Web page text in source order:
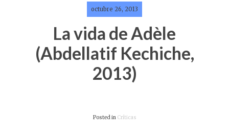
octubre 26, 2013
La vida de Adèle
(Abdellatif Kechiche,
2013)
Posted in Críticas